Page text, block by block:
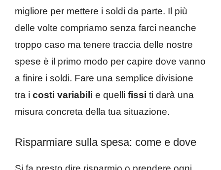
migliore per mettere i soldi da parte. Il più
delle volte compriamo senza farci neanche
troppo caso ma tenere traccia delle nostre
spese è il primo modo per capire dove vanno
a finire i soldi. Fare una semplice divisione
tra i costi variabili e quelli fissi ti darà una
misura concreta della tua situazione.
Risparmiare sulla spesa: come e dove